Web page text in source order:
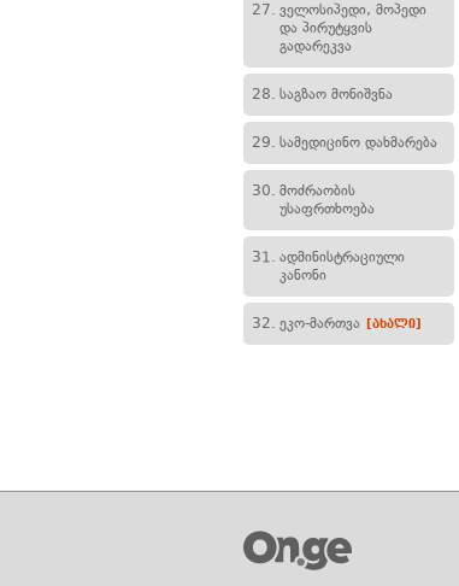
27. ველოსიპედი, მოპედი
და პირუტყვის
გადარეკვა
28. საგზაო მონიშვნა
29. სამედიცინო დახმარება
30. მოძრაობის
უსაფრთხოება
31. ადმინისტრაციული
კანონი
32. ეკო-მართვა [ახალი]